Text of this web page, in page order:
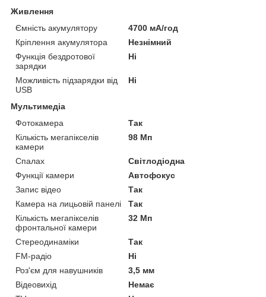
Живлення
Ємність акумулятору
4700 мА/год
Кріплення акумулятора
Незнімний
Функція бездротової
зарядки
Ні
Можливість підзарядки від
USB
Ні
Мультимедіа
Фотокамера
Так
Кількість мегапікселів
камери
98 Мп
Спалах
Світлодіодна
Функції камери
Автофокус
Запис відео
Так
Камера на лицьовій панелі
Так
Кількість мегапікселів
фронтальної камери
32 Мп
Стереодинаміки
Так
FM-радіо
Ні
Роз'єм для навушників
3,5 мм
Відеовихід
Немає